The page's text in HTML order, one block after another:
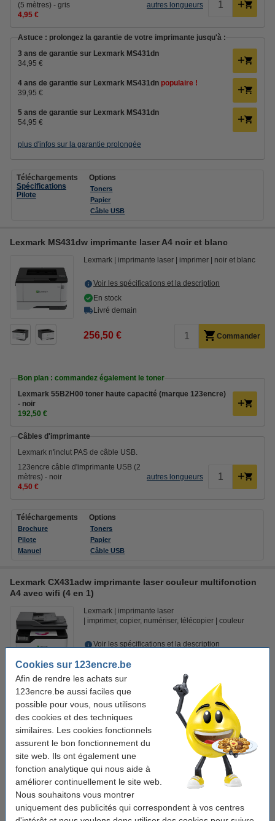
Cookies sur 123encre.be
Afin de rendre les achats sur
123encre.be aussi faciles que
possible pour vous, nous utilisons
des cookies et des techniques
similaires. Les cookies fonctionnels
assurent le bon fonctionnement du
site web. Ils ont également une
fonction analytique qui nous aide à
améliorer continuellement le site web.
Nous souhaitons vous montrer
uniquement des publicités qui correspondent à vos centres
(5 mètres) - gris
4,95 €
autres longueurs
Astuce : prolongez la garantie de votre imprimante jusqu'à :
3 ans de garantie sur Lexmark MS431dn
34,95 €
4 ans de garantie sur Lexmark MS431dn populaire !
39,95 €
5 ans de garantie sur Lexmark MS431dn
54,95 €
plus d'infos sur la garantie prolongée
Téléchargements
Spécifications
Pilote
Options
Toners
Papier
Câble USB
Lexmark MS431dw imprimante laser A4 noir et blanc
Lexmark imprimante laser imprimer noir et blanc
Voir les spécifications et la description
En stock
Livré demain
256,50 € Commander
Bon plan : commandez également le toner
Lexmark 55B2H00 toner haute capacité (marque 123encre)
- noir
192,50 €
Câbles d'imprimante
Lexmark n'inclut PAS de câble USB.
123encre câble d'imprimante USB (2
mètres) - noir
4,50 €
autres longueurs
Téléchargements
Brochure
Pilote
Manuel
Options
Toners
Papier
Câble USB
Lexmark CX431adw imprimante laser couleur multifonction
A4 avec wifi (4 en 1)
Lexmark
imprimante laser
imprimer, copier, numériser, télécopier
couleur
Voir les spécifications et la description
En stock
410,50 € Commander
Câbles d'imprimante
Lexmark n'inclut PAS de câble USB-kabel et de réseau.
123encre câble d'imprimante USB (2
mètres) - noir
4,50 €
autres longueurs
123encre câble réseau Cat6 U/UTP
(5 mètres) - gris
4,95 €
autres longueurs